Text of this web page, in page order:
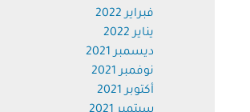
فبراير 2022
يناير 2022
ديسمبر 2021
نوفمبر 2021
أكتوبر 2021